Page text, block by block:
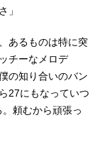
」
あるものは特に突
チーなメロデ
の知り合いのバン
27にもなっていつ
頼むから頑張っ